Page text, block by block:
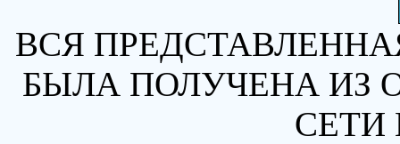
ВСЯ
БЫЛА ПОЛУЧЕНА ИЗ
СЕТИ